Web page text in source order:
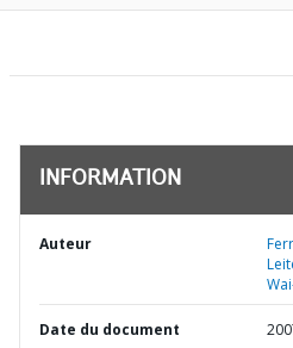
INFORMATION
Auteur
Date du document